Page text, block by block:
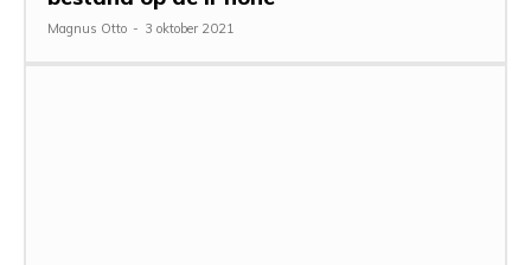
Magnus Otto - 3 oktober 2021